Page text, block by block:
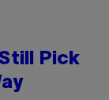
Pick